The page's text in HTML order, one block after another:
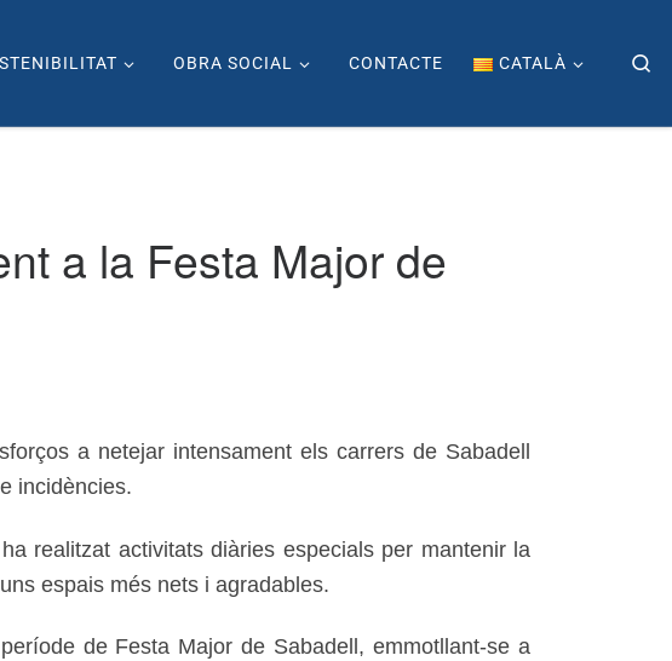
OBRA SOCIAL CONTACTE CATALÀ
a la Festa Major de
a netejar intensament els carrers de Sabadell
incidències.
realitzat activitats diàries especials per mantenir la
espais més nets i agradables.
de Festa Major de Sabadell, emmotllant-se a